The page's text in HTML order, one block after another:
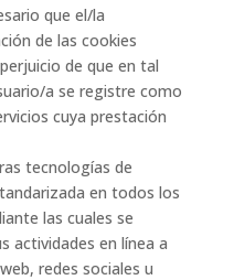
que el/la
de las cookies
de que en tal
a se registre como
cuya prestación
tecnologías de
en todos los
las cuales se
actividades en línea a
redes sociales u